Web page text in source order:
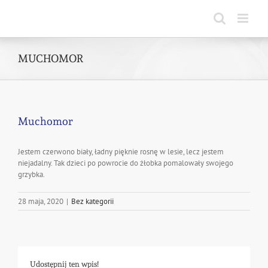
MUCHOMOR
Muchomor
Jestem czerwono biały, ładny pięknie rosnę w lesie, lecz jestem
niejadalny. Tak dzieci po powrocie do żłobka pomalowały swojego
grzybka.
28 maja, 2020 | Bez kategorii
Udostępnij ten wpis!